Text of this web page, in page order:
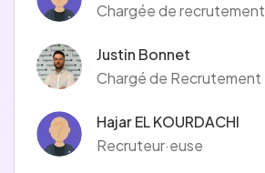
Chargée de recrutement
Justin Bonnet
Chargé de Recrutement
Hajar EL KOURDACHI
Recruteur·euse